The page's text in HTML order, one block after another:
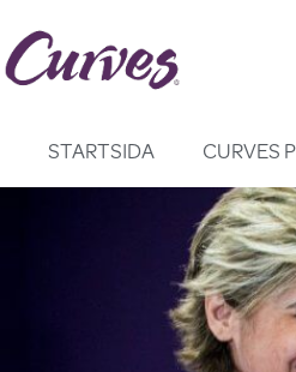
Hoppa
STARTSIDA CURVES